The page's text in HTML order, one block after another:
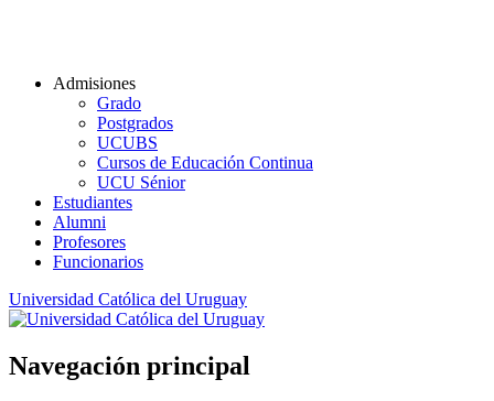
Admisiones
Grado
Postgrados
UCUBS
Cursos de Educación Continua
UCU Sénior
Estudiantes
Alumni
Profesores
Funcionarios
Universidad Católica del Uruguay
Navegación principal